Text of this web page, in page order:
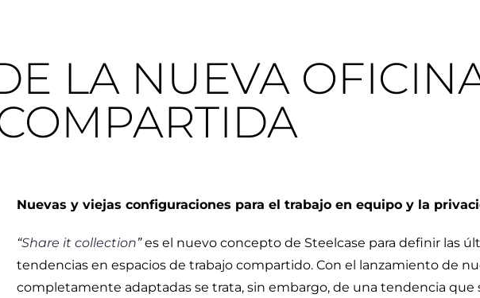
LA NUEVA
Nuevas y viejas configuraciones para el trabajo en equipo y la
“Share it collection”es el nuevo concepto de Steelcase para definir las
tendencias en espacios de trabajo compartido. Con el lanzamiento de
completamente adaptadas se trata, sin embargo, de una tendencia que